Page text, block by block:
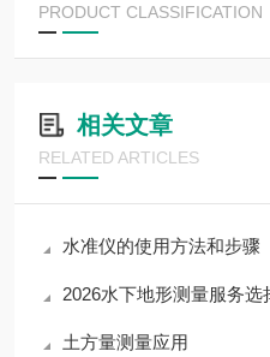
PRODUCT CLASSIFICATION
相关文章
RELATED ARTICLES
水准仪的使用方法和步骤
2026水下地形测量服务选择指南
土方量测量应用